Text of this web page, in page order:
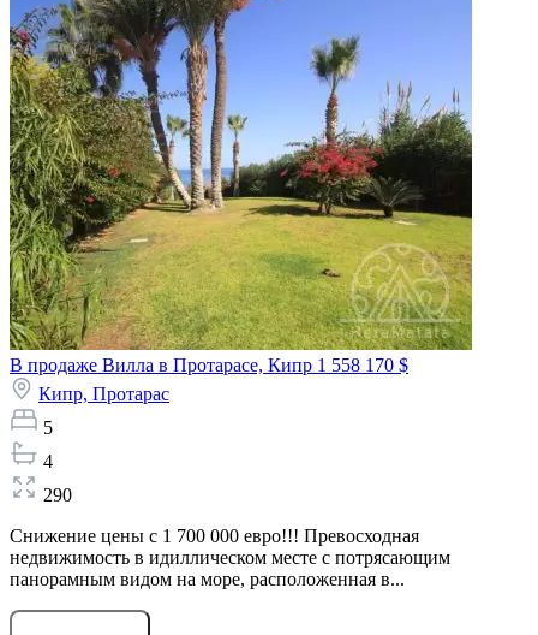
В продаже Вилла в Протарасе, Кипр 1 558 170 $
Кипр, Протарас
5
4
290
Снижение цены с 1 700 000 евро!!! Превосходная
недвижимость в идиллическом месте с потрясающим
панорамным видом на море, расположенная в...